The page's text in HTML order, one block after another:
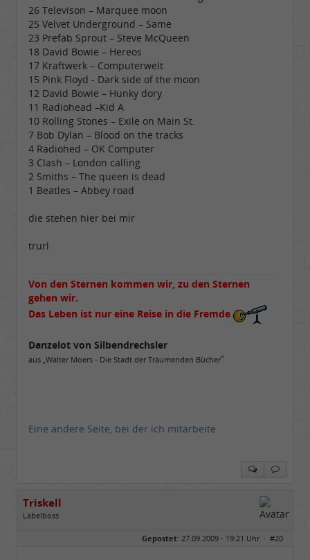
26 Televison – Marquee moon
25 Velvet Underground – Same
23 Prefab Sprout – Steve McQueen
18 David Bowie – Hereos
17 Kraftwerk – Computerwelt
15 Pink Floyd - Dark side of the moon
12 David Bowie – Hunky dory
11 Radiohead –Kid A
10 Rolling Stones – Exile on Main St.
7 Bob Dylan – Blood on the tracks
4 Radiohed – OK Computer
3 Clash – London calling
2 Smiths – The queen is dead
1 Beatles – Abbey road
die stehen hier bei mir
trurl
Von den Sternen kommen wir, zu den Sternen
gehen wir.
Das Leben ist nur eine Reise in die Fremde
Danzelot von Silbendrechsler
aus „Walter Moers - Die Stadt der Träumenden Bücher“
Eine andere Seite, bei der ich mitarbeite
Triskell
Labelboss
Gepostet: 27.09.2009 - 19:21 Uhr · #20